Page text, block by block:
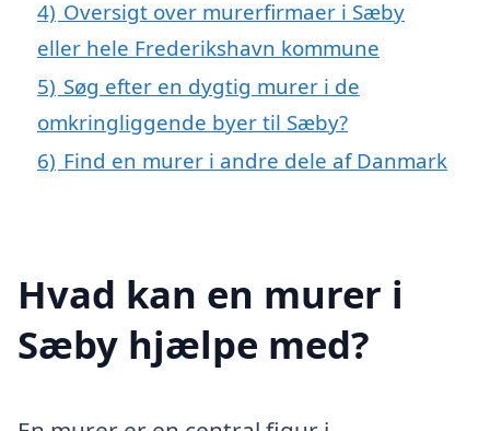
4) Oversigt over murerfirmaer i Sæby
eller hele Frederikshavn kommune
5) Søg efter en dygtig murer i de
omkringliggende byer til Sæby?
6) Find en murer i andre dele af Danmark
Hvad kan en murer i
Sæby hjælpe med?